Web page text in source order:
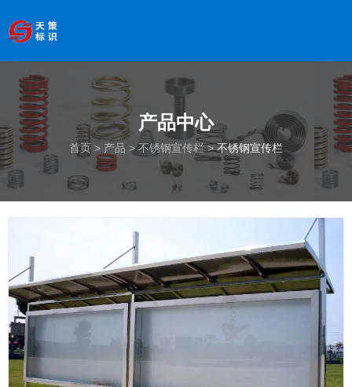
欢迎访问南京天策标识有限公司官网
医院、银行、政府、房地产、企事业单位、景区等基础建设
领域
全国服务热线 18066033339
产品详情
首页/产品 不锈钢宣传栏 /不锈钢宣传栏
产品中心
首页 > 产品 >不锈钢宣传栏 >不锈钢宣传栏